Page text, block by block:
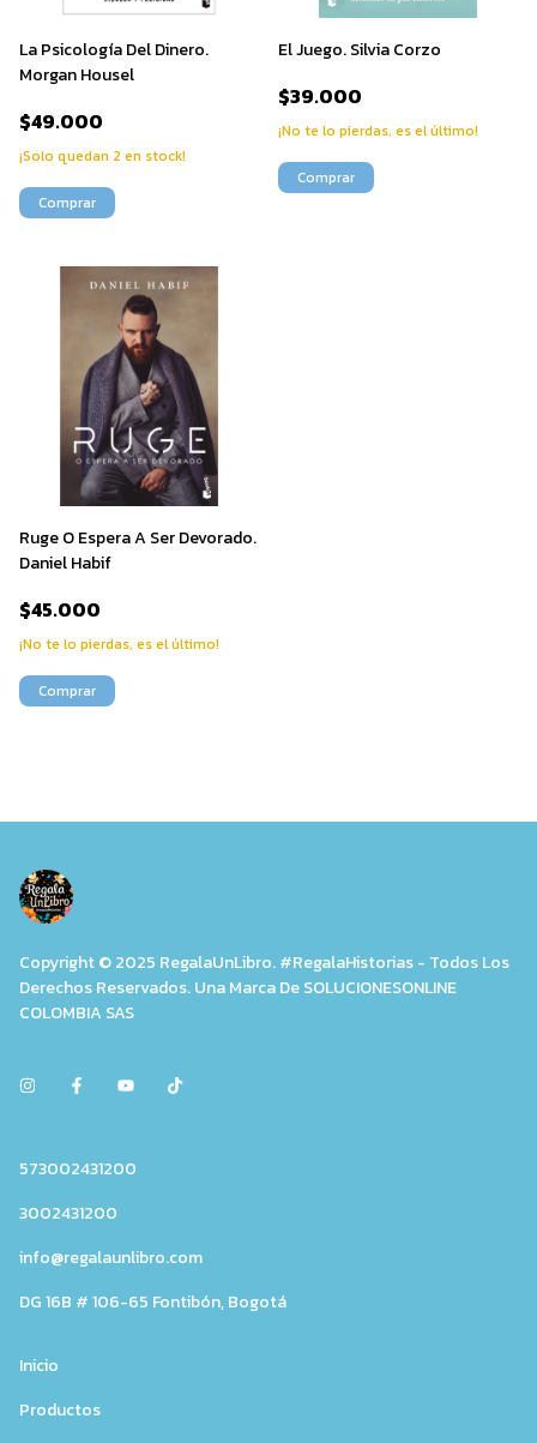
La Psicología Del Dinero.
Morgan Housel
$49.000
¡Solo quedan 2 en stock!
El Juego. Silvia Corzo
$39.000
¡No te lo pierdas, es el último!
Ruge O Espera A Ser Devorado.
Daniel Habif
$45.000
¡No te lo pierdas, es el último!
Copyright © 2025 RegalaUnLibro. #RegalaHistorias - Todos Los
Derechos Reservados. Una Marca De SOLUCIONESONLINE
COLOMBIA SAS
573002431200
3002431200
info@regalaunlibro.com
DG 16B # 106-65 Fontibón, Bogotá
Inicio
Productos